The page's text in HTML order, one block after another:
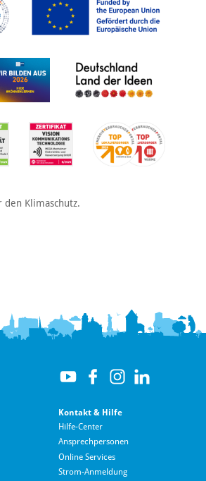
Klimaschutz.
Kontakt & Hilfe
Hilfe-Center
Ansprechpersonen
Online Services
Strom-Anmeldung